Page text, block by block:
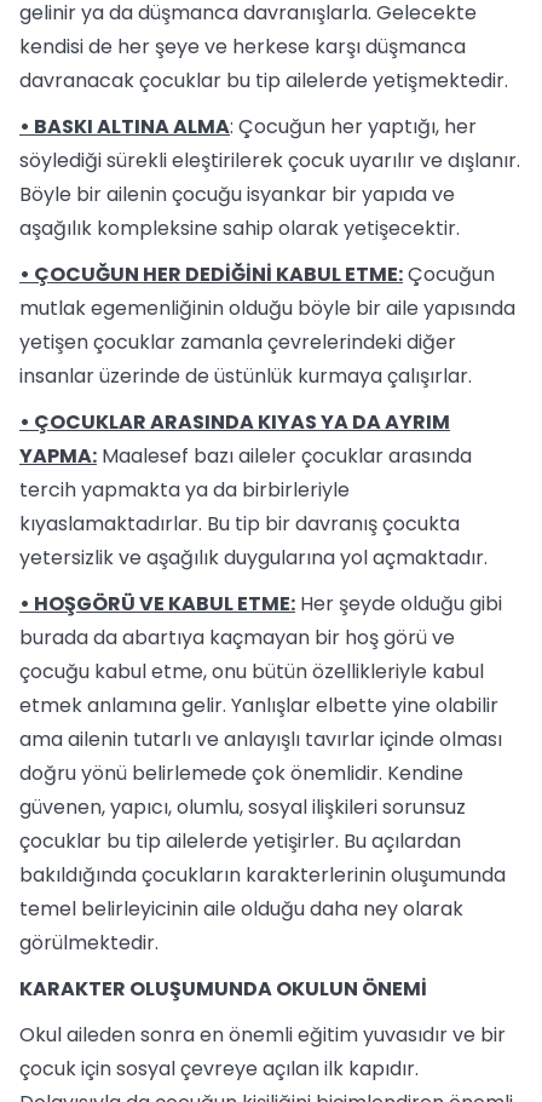
gelinir ya da düşmanca davranışlarla. Gelecekte
kendisi de her şeye ve herkese karşı düşmanca
davranacak çocuklar bu tip ailelerde yetişmektedir.
• BASKI ALTINA ALMA: Çocuğun her yaptığı, her
söylediği sürekli eleştirilerek çocuk uyarılır ve dışlanır.
Böyle bir ailenin çocuğu isyankar bir yapıda ve
aşağılık kompleksine sahip olarak yetişecektir.
• ÇOCUĞUN HER DEDİĞİNİ KABUL ETME:Çocuğun
mutlak egemenliğinin olduğu böyle bir aile yapısında
yetişen çocuklar zamanla çevrelerindeki diğer
insanlar üzerinde de üstünlük kurmaya çalışırlar.
• ÇOCUKLAR ARASINDA KIYAS YA DA AYRIM
YAPMA: Maalesef bazı aileler çocuklar arasında
tercih yapmakta ya da birbirleriyle
kıyaslamaktadırlar. Bu tip bir davranış çocukta
yetersizlik ve aşağılık duygularına yol açmaktadır.
• HOŞGÖRÜ VE KABUL ETME: Her şeyde olduğu gibi
burada da abartıya kaçmayan bir hoş görü ve
çocuğu kabul etme, onu bütün özellikleriyle kabul
etmek anlamına gelir. Yanlışlar elbette yine olabilir
ama ailenin tutarlı ve anlayışlı tavırlar içinde olması
doğru yönü belirlemede çok önemlidir. Kendine
güvenen, yapıcı, olumlu, sosyal ilişkileri sorunsuz
çocuklar bu tip ailelerde yetişirler. Bu açılardan
bakıldığında çocukların karakterlerinin oluşumunda
temel belirleyicinin aile olduğu daha ney olarak
görülmektedir.
KARAKTER OLUŞUMUNDA OKULUN ÖNEMİ
Okul aileden sonra en önemli eğitim yuvasıdır ve bir
çocuk için sosyal çevreye açılan ilk kapıdır.